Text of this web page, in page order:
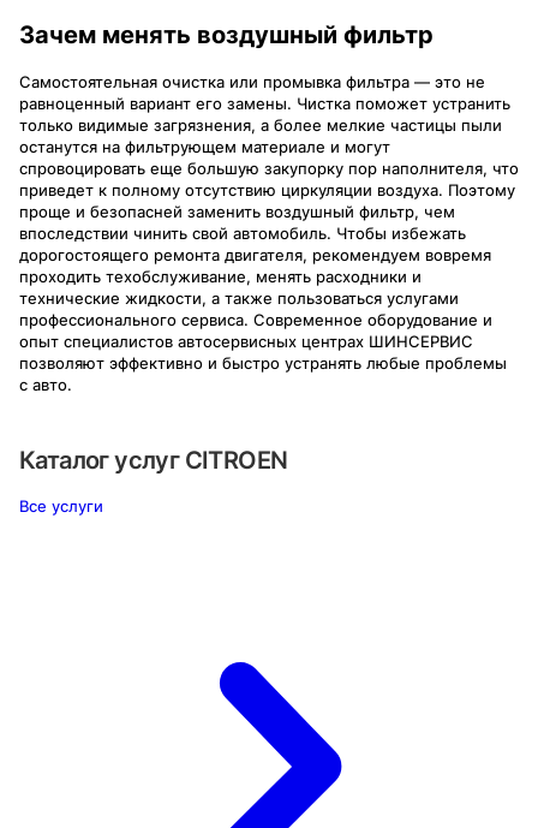
Зачем менять воздушный фильтр
Самостоятельная очистка или промывка фильтра — это не
равноценный вариант его замены. Чистка поможет устранить
только видимые загрязнения, а более мелкие частицы пыли
останутся на фильтрующем материале и могут
спровоцировать еще большую закупорку пор наполнителя, что
приведет к полному отсутствию циркуляции воздуха. Поэтому
проще и безопасней заменить воздушный фильтр, чем
впоследствии чинить свой автомобиль. Чтобы избежать
дорогостоящего ремонта двигателя, рекомендуем вовремя
проходить техобслуживание, менять расходники и
технические жидкости, а также пользоваться услугами
профессионального сервиса. Современное оборудование и
опыт специалистов автосервисных центрах ШИНСЕРВИС
позволяют эффективно и быстро устранять любые проблемы
с авто.
Каталог услуг CITROEN
Все услуги